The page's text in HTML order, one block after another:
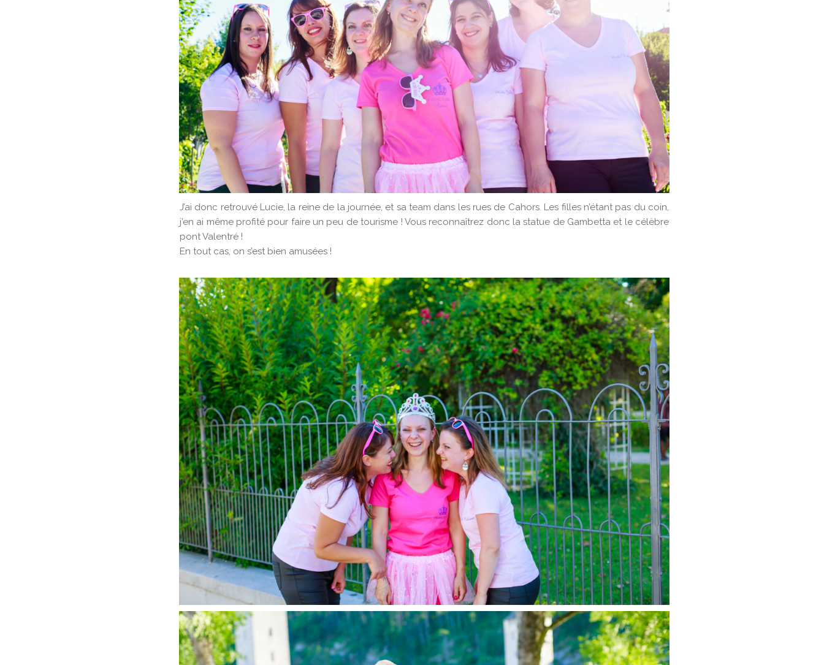
J’ai donc retrouvé Lucie, la reine de la journée, et sa team dans les rues de Cahors. Les filles n’étant pas du coin,
j’en ai même profité pour faire un peu de tourisme ! Vous reconnaîtrez donc la statue de Gambetta et le célèbre
pont Valentré !
En tout cas, on s’est bien amusées !